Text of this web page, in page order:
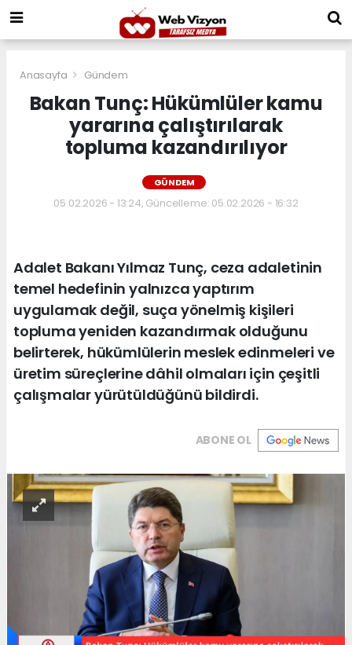
Anasayfa Gündem
Bakan Tunç: Hükümlüler kamu
yararına çalıştırılarak
topluma kazandırılıyor
GÜNDEM
05.02.2026 - 13:24, Güncelleme: 05.02.2026 - 16:32
Adalet Bakanı Yılmaz Tunç, ceza adaletinin
temel hedefinin yalnızca yaptırım
uygulamak değil, suça yönelmiş kişileri
topluma yeniden kazandırmak olduğunu
belirterek, hükümlülerin meslek edinmeleri ve
üretim süreçlerine dâhil olmaları için çeşitli
çalışmalar yürütüldüğünü bildirdi.
ABONE OL